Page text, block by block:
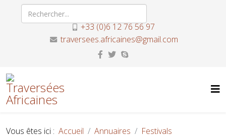
+33 (0)6 12 76 56 97
traversees.africaines@gmail.com
Vous êtes ici : Accueil Annuaires
Festivals